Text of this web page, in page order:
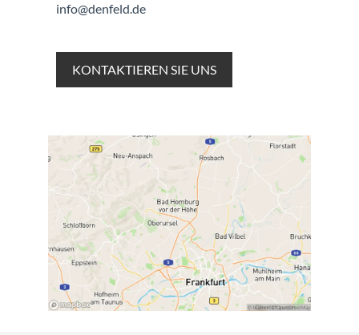
info@denfeld.de
KONTAKTIEREN SIE UNS